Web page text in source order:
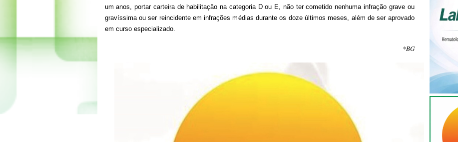
um anos, portar carteira de habilitação na categoria D ou E, não ter cometido nenhuma infração grave ou
gravíssima ou ser reincidente em infrações médias durante os doze últimos meses, além de ser aprovado
em curso especializado.
*BG